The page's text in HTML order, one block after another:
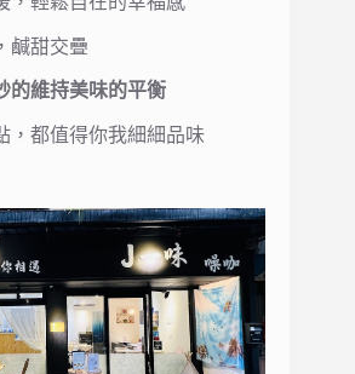
鹹甜交疊
的維持美味的平衡
，都值得你我細細品味